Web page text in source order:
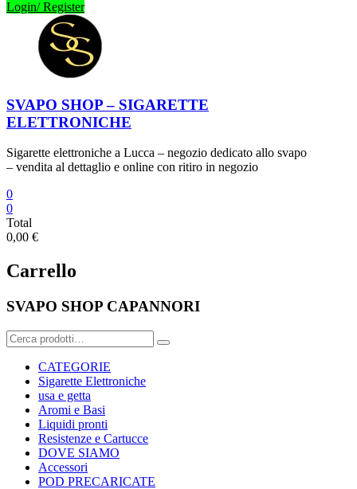
Login/ Register
SVAPO SHOP – SIGARETTE
ELETTRONICHE
Sigarette elettroniche a Lucca – negozio dedicato allo svapo
– vendita al dettaglio e online con ritiro in negozio
0
0
Total
0,00 €
Carrello
SVAPO SHOP CAPANNORI
Cerca:
CATEGORIE
Sigarette Elettroniche
usa e getta
Aromi e Basi
Liquidi pronti
Resistenze e Cartucce
DOVE SIAMO
Accessori
POD PRECARICATE